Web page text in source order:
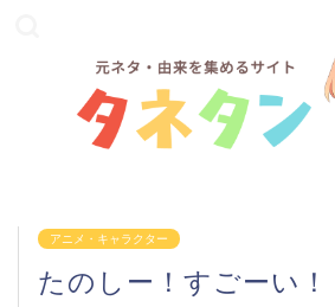
アニメ・キャラクター
たのしー！すごーい！